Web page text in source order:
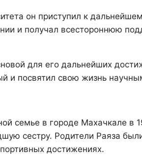
он приступил к
и получал всестороннюю
для его дальнейших
и посвятил свою жизнь
семье в городе Махачкале
сестру. Родители Раяза
достижениях.